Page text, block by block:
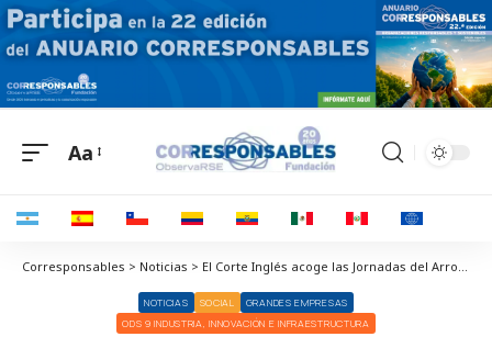
Aa
Corresponsables > Noticias > El Corte Inglés acoge las Jornadas del Arroz con la variedad Senia de “La Perla” como protagonista
NOTICIAS SOCIAL
GRANDES EMPRESAS
ODS 9 INDUSTRIA, INNOVACIÓN E INFRAESTRUCTURA